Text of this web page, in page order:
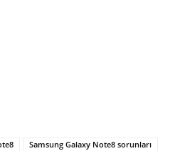
Samsung Galaxy Note8 sorunları